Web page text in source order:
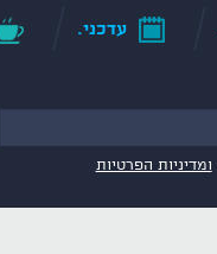
עדכני.
ומדיניות הפרטיות